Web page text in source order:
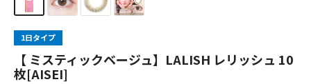
1日タイプ
【 ミスティックベージュ】LALISH レリッシュ 10
枚[AISEI]